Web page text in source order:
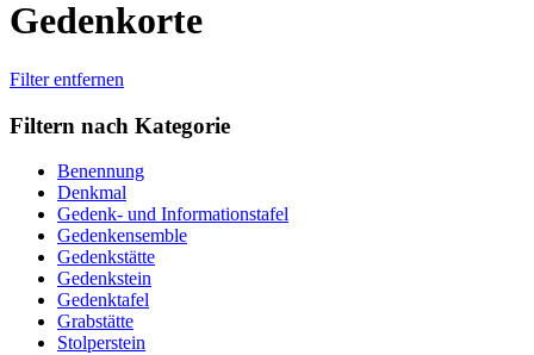
Gedenkorte
Filter entfernen
Filtern nach Kategorie
Benennung
Denkmal
Gedenk- und Informationstafel
Gedenkensemble
Gedenkstätte
Gedenkstein
Gedenktafel
Grabstätte
Stolperstein